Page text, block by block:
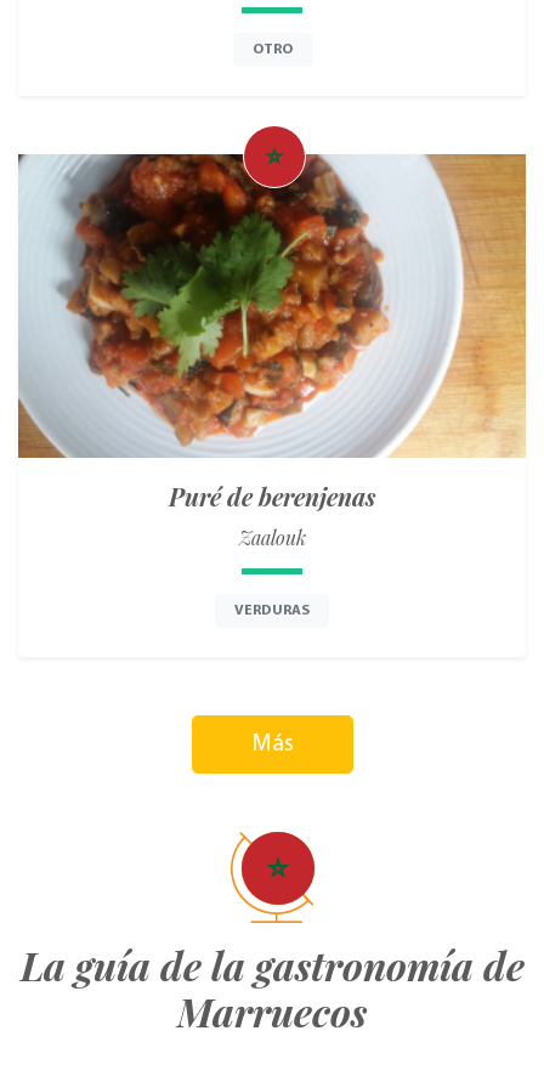
OTRO
Puré de berenjenas
Zaalouk
VERDURAS
Más
La guía de la gastronomía de
Marruecos